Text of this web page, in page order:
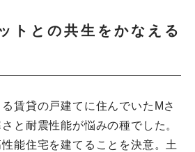
トとの共生をかなえる
賃貸の戸建てに住んでいたMさ
と耐震性能が悩みの種でした。
能住宅を建てることを決意。土